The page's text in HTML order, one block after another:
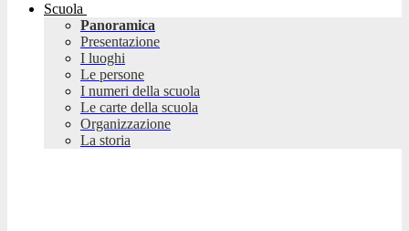
Scuola
Panoramica
Presentazione
I luoghi
Le persone
I numeri della scuola
Le carte della scuola
Organizzazione
La storia